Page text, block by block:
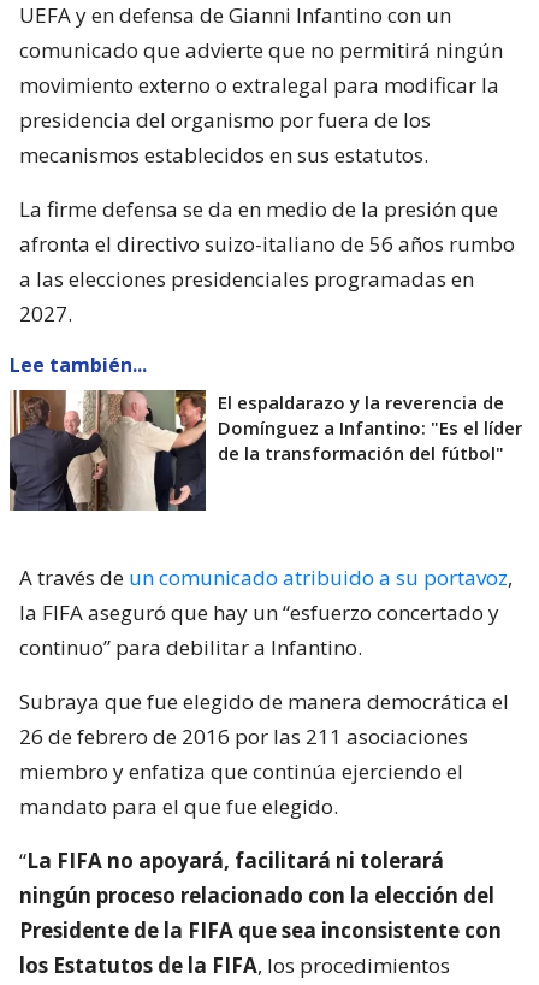
UEFA y en defensa de Gianni Infantino con un
comunicado que advierte que no permitirá ningún
movimiento externo o extralegal para modificar la
presidencia del organismo por fuera de los
mecanismos establecidos en sus estatutos.
La firme defensa se da en medio de la presión que
afronta el directivo suizo-italiano de 56 años rumbo
a las elecciones presidenciales programadas en
2027.
Lee también...
El espaldarazo y la reverencia de
Domínguez a Infantino: "Es el líder
de la transformación del fútbol"
A través de un comunicado atribuido a su portavoz,
la FIFA aseguró que hay un “esfuerzo concertado y
continuo” para debilitar a Infantino.
Subraya que fue elegido de manera democrática el
26 de febrero de 2016 por las 211 asociaciones
miembro y enfatiza que continúa ejerciendo el
mandato para el que fue elegido.
“La FIFA no apoyará, facilitará ni tolerará
ningún proceso relacionado con la elección del
Presidente de la FIFA que sea inconsistente con
los Estatutos de la FIFA, los procedimientos